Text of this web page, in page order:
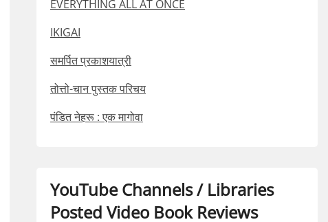
EVERYTHING ALL AT ONCE
IKIGAI
समर्पित प्रकाशयात्री
तोत्तो-चान पुस्तक परिचय
पंडित नेहरू : एक मागोवा
YouTube Channels / Libraries
Posted Video Book Reviews